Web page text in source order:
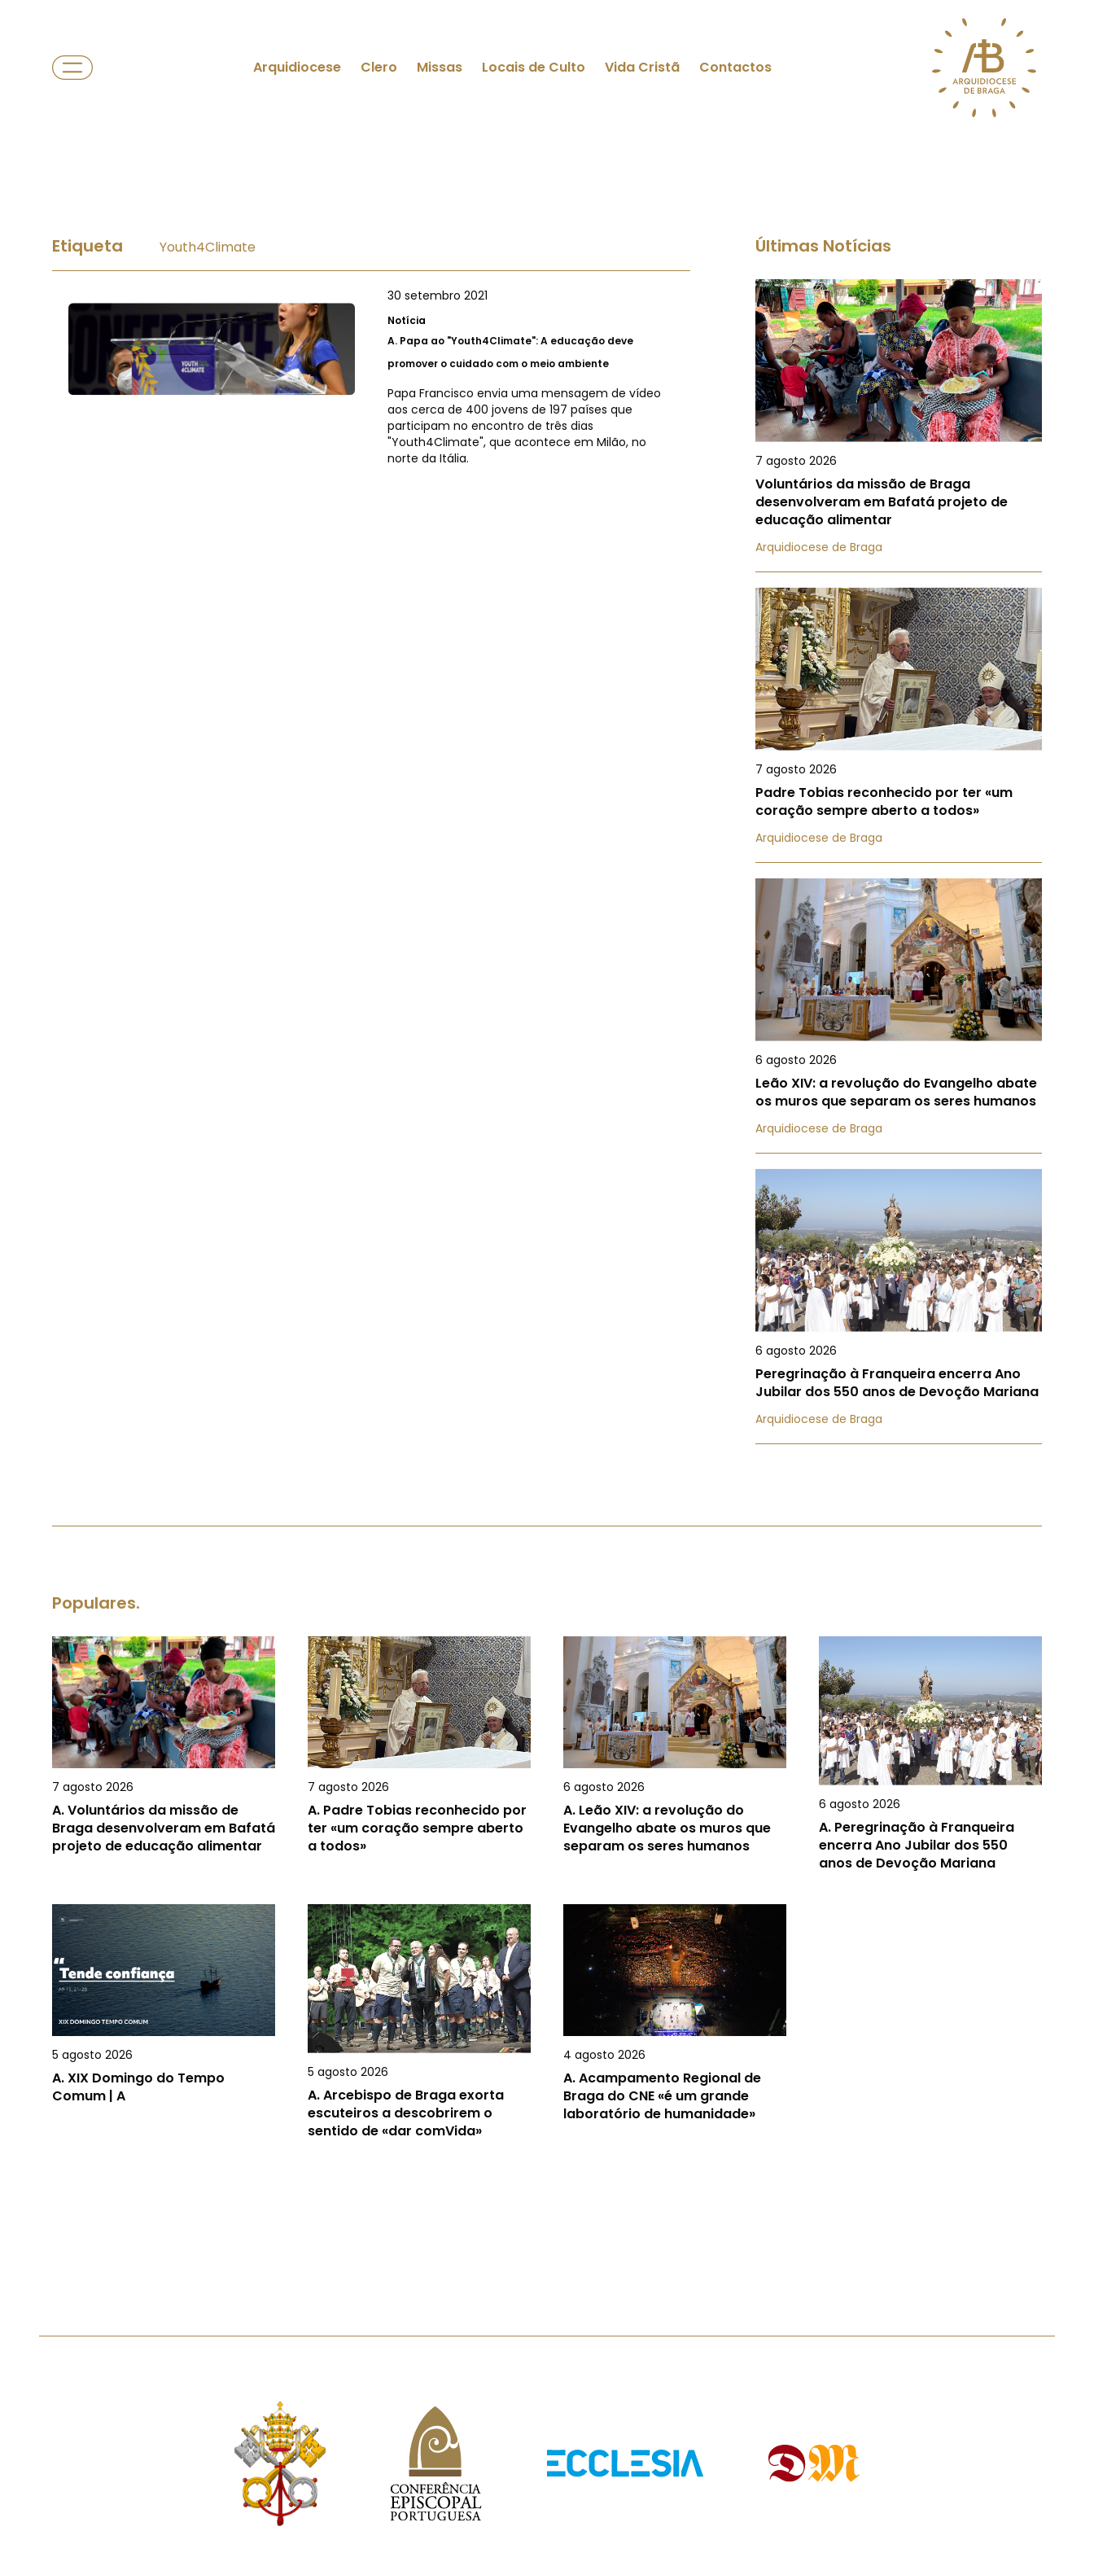
Arquidiocese Clero Missas Locais de Culto Vida Cristã Contactos
Etiqueta Youth4Climate
30 setembro 2021
Notícia
A. Papa ao "Youth4Climate": A educação deve
promover o cuidado com o meio ambiente
Papa Francisco envia uma mensagem de vídeo
aos cerca de 400 jovens de 197 países que
participam no encontro de três dias
"Youth4Climate", que acontece em Milão, no
norte da Itália.
Últimas Notícias
7 agosto 2026
Voluntários da missão de Braga
desenvolveram em Bafatá projeto de
educação alimentar
Arquidiocese de Braga
7 agosto 2026
Padre Tobias reconhecido por ter «um
coração sempre aberto a todos»
Arquidiocese de Braga
6 agosto 2026
Leão XIV: a revolução do Evangelho abate
os muros que separam os seres humanos
Arquidiocese de Braga
6 agosto 2026
Peregrinação à Franqueira encerra Ano
Jubilar dos 550 anos de Devoção Mariana
Arquidiocese de Braga
Populares.
7 agosto 2026
A.Voluntários da missão de
Braga desenvolveram em Bafatá
projeto de educação alimentar
7 agosto 2026
A. Padre Tobias reconhecido por
ter «um coração sempre aberto
a todos»
6 agosto 2026
A. Leão XIV: a revolução do
Evangelho abate os muros que
separam os seres humanos
6 agosto 2026
A. Peregrinação à Franqueira
encerra Ano Jubilar dos 550
anos de Devoção Mariana
5 agosto 2026
A.XIX Domingo do Tempo
Comum | A
5 agosto 2026
A.Arcebispo de Braga exorta
escuteiros a descobrirem o
sentido de «dar comVida»
4 agosto 2026
A.Acampamento Regional de
Braga do CNE «é um grande
laboratório de humanidade»